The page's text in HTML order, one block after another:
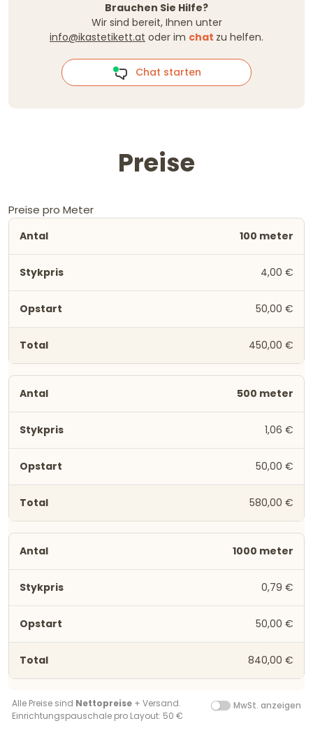
Brauchen Sie Hilfe?
Wir sind bereit, Ihnen unter
info@ikastetikett.at oder im chat zu helfen.
Chat starten
Preise
Preise pro Meter
100 meter
4,00 €
50,00 €
450,00 €
500 meter
1,06 €
50,00 €
580,00 €
1000 meter
0,79 €
50,00 €
840,00 €
Alle Preise sind Nettopreise + Versand.
Einrichtungspauschale pro Layout: 50 €
MwSt. anzeigen